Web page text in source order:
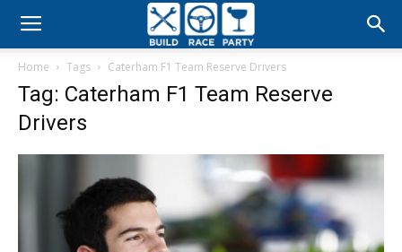
Build
Party
Home Tags Caterham F1 Team Reserve Drivers
Tag: Caterham F1 Team Reserve
Drivers